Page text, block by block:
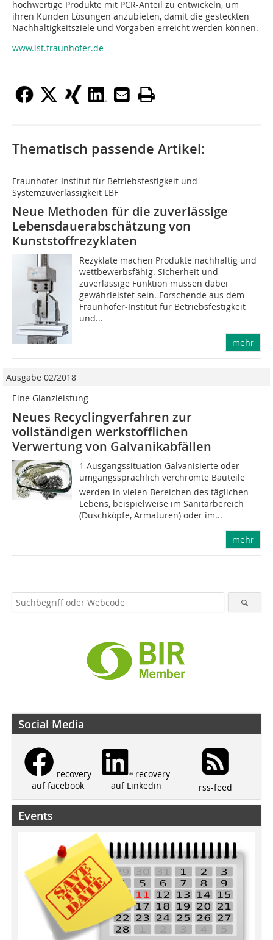
hochwertige Produkte mit PCR-Anteil zu entwickeln, um
ihren Kunden Lösungen anzubieten, damit die gesteckten
Nachhaltigkeitsziele und Vorgaben erreicht werden können.
www.ist.fraunhofer.de
Thematisch passende Artikel:
Fraunhofer-Institut für Betriebsfestigkeit und
Systemzuverlässigkeit LBF
Neue Methoden für die zuverlässige
Lebensdauerabschätzung von
Kunststoffrezyklaten
Rezyklate machen Produkte nachhaltig und
wettbewerbsfähig. Sicherheit und
zuverlässige Funktion müssen dabei
gewährleistet sein. Forschende aus dem
Fraunhofer-Institut für Betriebsfestigkeit
und...
mehr
Ausgabe 02/2018
Eine Glanzleistung
Neues Recyclingverfahren zur
vollständigen werkstofflichen
Verwertung von Galvanikabfällen
1 Ausgangssituation Galvanisierte oder
umgangssprachlich verchromte Bauteile
werden in vielen Bereichen des täglichen
Lebens, beispielweise im Sanitärbereich
(Duschköpfe, Armaturen) oder im...
mehr
Social Media
recovery
auf facebook
recovery
auf Linkedin
rss-feed
Events